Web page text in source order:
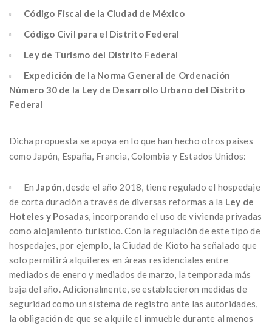
Código Fiscal de la Ciudad de México
Código Civil para el Distrito Federal
Ley de Turismo del Distrito Federal
Expedición de la Norma General de Ordenación
Número 30 de la Ley de Desarrollo Urbano del Distrito
Federal
Dicha propuesta se apoya en lo que han hecho otros países
como Japón, España, Francia, Colombia y Estados Unidos:
En Japón, desde el año 2018, tiene regulado el hospedaje
de corta duración a través de diversas reformas a la Ley de
Hoteles y Posadas, incorporando el uso de vivienda privadas
como alojamiento turístico. Con la regulación de este tipo de
hospedajes, por ejemplo, la Ciudad de Kioto ha señalado que
solo permitirá alquileres en áreas residenciales entre
mediados de enero y mediados de marzo, la temporada más
baja del año. Adicionalmente, se establecieron medidas de
seguridad como un sistema de registro ante las autoridades,
la obligación de que se alquile el inmueble durante al menos